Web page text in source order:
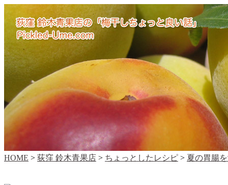
HOME > 荻窪 鈴木青果店 > ちょっとしたレシピ > 夏の胃腸